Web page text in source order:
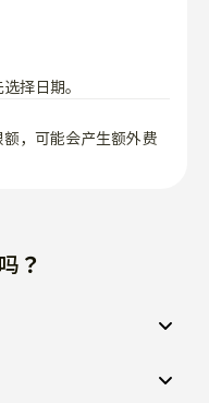
，请在入住前联系我
择日期。
，可能会产生额外费
？